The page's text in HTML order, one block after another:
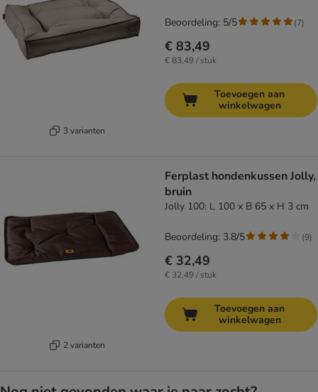
3 varianten
€ 83,49
€ 83,49 / stuk
Beoordeling: 5/5 (7)
Toevoegen aan
winkelwagen
2 varianten
Ferplast hondenkussen Jolly,
bruin
Jolly 100: L 100 x B 65 x H 3 cm
€ 32,49
€ 32,49 / stuk
Beoordeling: 3.8/5 (9)
Toevoegen aan
winkelwagen